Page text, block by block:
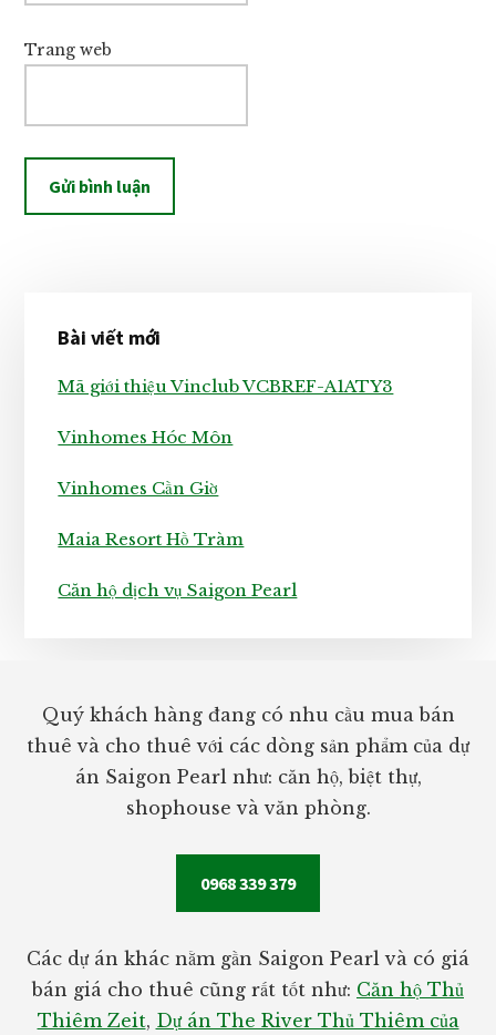
Trang web
chính
Bài viết mới
Mã giới thiệu Vinclub VCBREF-A1ATY3
Vinhomes Hóc Môn
Vinhomes Cần Giờ
Maia Resort Hồ Tràm
Căn hộ dịch vụ Saigon Pearl
Quý khách hàng đang có nhu cầu mua bán
thuê và cho thuê với các dòng sản phẩm của dự
án Saigon Pearl như: căn hộ, biệt thự,
shophouse và văn phòng.
0968 339 379
Các dự án khác nằm gần Saigon Pearl và có giá
bán giá cho thuê cũng rất tốt như: Căn hộ Thủ
Thiêm Zeit, Dự án The River Thủ Thiêm của